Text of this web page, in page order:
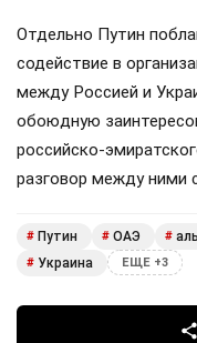
Отдельно Путин
содействие в
между Россией и
обоюдную
российско-
разговор между ними
# Путин # ОАЭ #
# Украина ЕЩЕ +3